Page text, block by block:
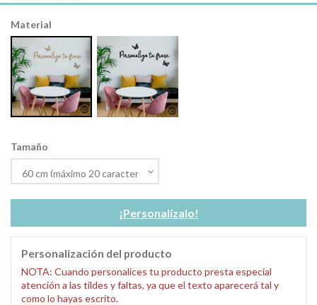
Material
Tamaño
¡Personalízalo!
Personalización del producto
NOTA: Cuando personalices tu producto presta especial
atención a las tildes y faltas, ya que el texto aparecerá tal y
como lo hayas escrito.